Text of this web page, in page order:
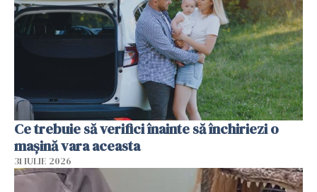
Ce trebuie să verifici înainte să închiriezi o
mașină vara aceasta
31 IULIE 2026